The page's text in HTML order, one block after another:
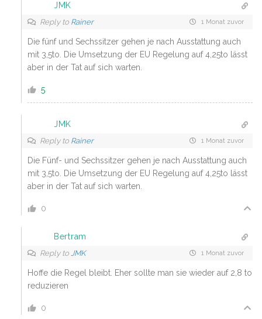
JMK
Reply to Rainer 1 Monat zuvor
Die fünf und Sechssitzer gehen je nach Ausstattung auch
mit 3,5to. Die Umsetzung der EU Regelung auf 4,25to lässt
aber in der Tat auf sich warten.
5
JMK
Reply to Rainer 1 Monat zuvor
Die Fünf- und Sechssitzer gehen je nach Ausstattung auch
mit 3,5to. Die Umsetzung der EU Regelung auf 4,25to lässt
aber in der Tat auf sich warten.
0
Bertram
Reply to JMK 1 Monat zuvor
Hoffe die Regel bleibt. Eher sollte man sie wieder auf 2,8 to
reduzieren
0